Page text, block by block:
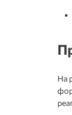
На